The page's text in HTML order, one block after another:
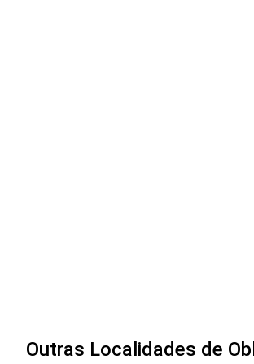
Outras Localidades de